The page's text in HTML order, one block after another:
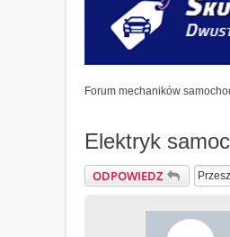
Forum mechaników
Elektryk
ODPOWIEDZ